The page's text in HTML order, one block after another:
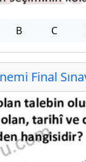
B C
Final